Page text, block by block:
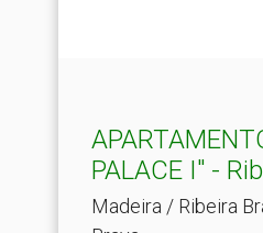
PALACE I" -
Madeira / Ribeira